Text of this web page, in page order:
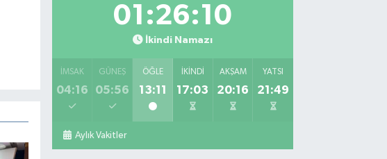
01:26:09
İkindi Namazı
İMSAK
04:16
GÜNEŞ
05:56
ÖĞLE
13:11
İKINDI
17:03
AKŞAM
20:16
YATSI
21:49
Aylık Vakitler